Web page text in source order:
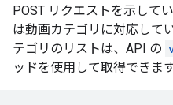
POST リクエストを示して
は動画カテゴリに対応して
テゴリのリストは、API の
ッドを使用して取得できます